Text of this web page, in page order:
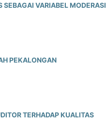
SEBAGAI VARIABEL MODERASI
PEKALONGAN
TERHADAP KUALITAS